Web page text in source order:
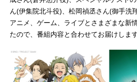
ん(伊集院北斗役)、松岡禎丞さん(御手洗
アニメ、ゲーム、ライブとさまざまな新
たので、番組内容と合わせてお届けします